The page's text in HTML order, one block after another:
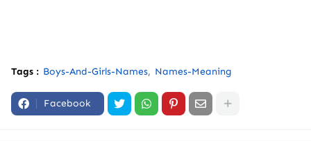
Tags : Boys-And-Girls-Names Names-Meaning
Facebook